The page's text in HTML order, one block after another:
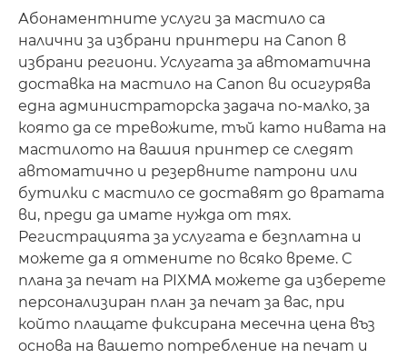
Абонаментните услуги за мастило са
налични за избрани принтери на Canon в
избрани региони. Услугата за автоматична
доставка на мастило на Canon ви осигурява
една администраторска задача по-малко, за
която да се тревожите, тъй като нивата на
мастилото на вашия принтер се следят
автоматично и резервните патрони или
бутилки с мастило се доставят до вратата
ви, преди да имате нужда от тях.
Регистрацията за услугата е безплатна и
можете да я отмените по всяко време. С
плана за печат на PIXMA можете да изберете
персонализиран план за печат за вас, при
който плащате фиксирана месечна цена въз
основа на вашето потребление на печат и